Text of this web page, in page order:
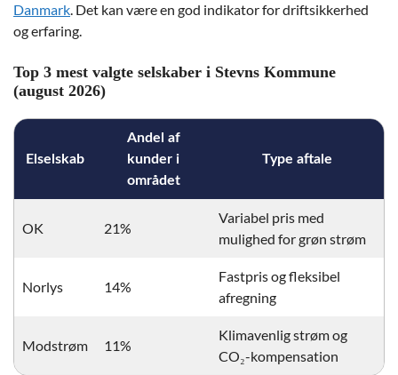
Danmark. Det kan være en god indikator for driftsikkerhed
og erfaring.
Top 3 mest valgte selskaber i Stevns Kommune
(august 2026)
Elselskab
Andel af
kunder i
området
Type aftale
OK 21%
Variabel pris med
mulighed for grøn strøm
Norlys 14%
Fastpris og fleksibel
afregning
Modstrøm 11%
Klimavenlig strøm og
CO₂-kompensation